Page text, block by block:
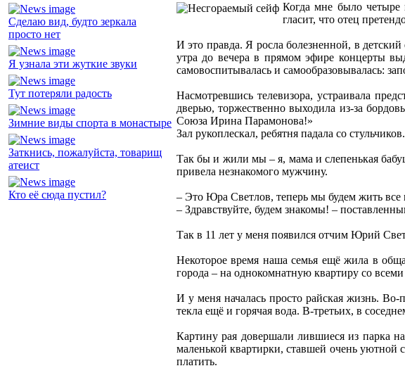
Сделаю вид, будто зеркала
просто нет
Я узнала эти жуткие звуки
Тут потеряли радость
Зимние виды спорта в монастыре
Заткнись, пожалуйста, товарищ
атеист
Кто её сюда пустил?
Когда мне было четыре
гласит, что отец
И это правда. Я росла болезненной, в
утра до вечера в прямом эфире концерты
самовоспитывалась и самообразовывалась:
Насмотревшись телевизора, устраивала
дверью, торжественно выходила из-за
Союза Ирина Парамонова!»
Зал рукоплескал, ребятня падала со стульчиков.
Так бы и жили мы – я, мама и слепенькая
привела незнакомого мужчину.
– Это Юра Светлов, теперь мы будем жить все
– Здравствуйте, будем знакомы! –
Так в 11 лет у меня появился отчим Юрий
Некоторое время наша семья ещё жила в
города – на однокомнатную квартиру со
И у меня началась просто райская жизнь. Во-
текла ещё и горячая вода. В-третьих, в
Картину рая довершали лившиеся из парка
маленькой квартирки, ставшей очень уютной
платить.